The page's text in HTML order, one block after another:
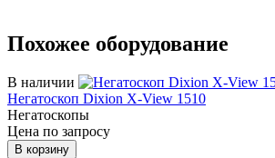
Похожее оборудование
В наличии
Негатоскоп Dixion X-View 1510
Негатоскопы
Цена по запросу
В корзину